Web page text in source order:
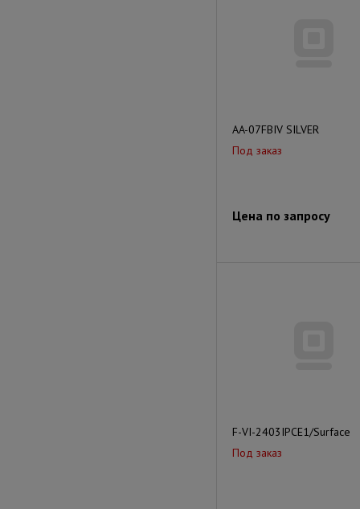
AA-07FBIV SILVER
Под заказ
Цена по запросу
F-VI-2403IPCE1/Surface
Под заказ